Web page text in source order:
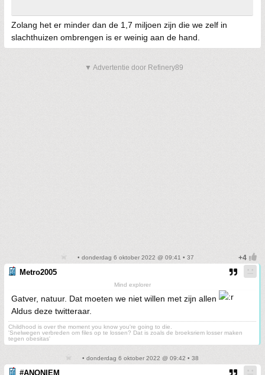
Zolang het er minder dan de 1,7 miljoen zijn die we zelf in
slachthuizen ombrengen is er weinig aan de hand.
▼ Advertentie door Refinery89
• donderdag 6 oktober 2022 @ 09:41 • 37
Metro2005
Mind explorer
Gatver, natuur. Dat moeten we niet willen met zijn allen
Aldus deze twitteraar.
Childhood is over the moment you know you're going to die.
'Snelwegen verbreden om files op te lossen? Dat is zoals de broeksriem losser maken
tegen obesitas'
• donderdag 6 oktober 2022 @ 09:42 • 38
#ANONIEM